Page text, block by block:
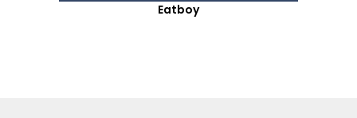
Eatboy